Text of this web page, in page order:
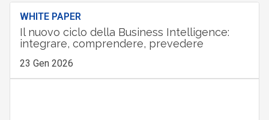
WHITE PAPER
Il nuovo ciclo della Business Intelligence:
integrare, comprendere, prevedere
23 Gen 2026